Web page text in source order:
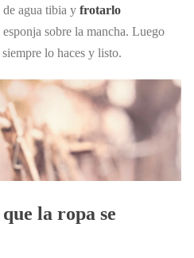
agua tibia y frotarlo
esponja sobre la mancha. Luego
lo haces y listo.
que la ropa se